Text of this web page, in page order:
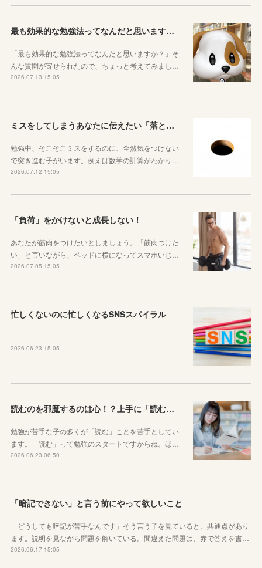
最も効果的な勉強法ってなんだと思いますか？
「最も効果的な勉強法ってなんだと思いますか？」そ
んな質問が寄せられたので、ちょっと考えてみまし…
2026.07.13 15:05
ミスをしてしまうあなたに伝えたい「落とし穴がある道は早歩きしない」ということ
勉強中、そこそこミスをするのに、全然気をつけない
で突き進む子がいます。例えば数学の計算がわかり…
2026.07.12 15:05
「負荷」をかけないと成長しない！
あなたが筋肉をつけたいとしましょう。「筋肉つけた
い」と言いながら、ベッドに横になってスマホいじ…
2026.07.05 15:05
忙しくないのに忙しくなるSNSスパイラル
2026.06.23 15:05
読むのを邪魔するのは心！？上手に「読む」ための気持ちの対処法
勉強が苦手な子の多くが「読む」ことを苦手としてい
ます。「読む」って勉強のスタートですからね。ほ…
2026.06.23 06:50
「暗記できない」と言う前にやって欲しいこと
「どうしても暗記が苦手なんです」そう言う子を見ていると、共通点があり
ます。説明を見ながら問題を解いている。間違えた問題は、赤で答えを書…
2026.06.17 15:05